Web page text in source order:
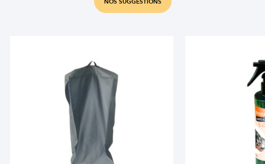
NOS SUGGESTIONS